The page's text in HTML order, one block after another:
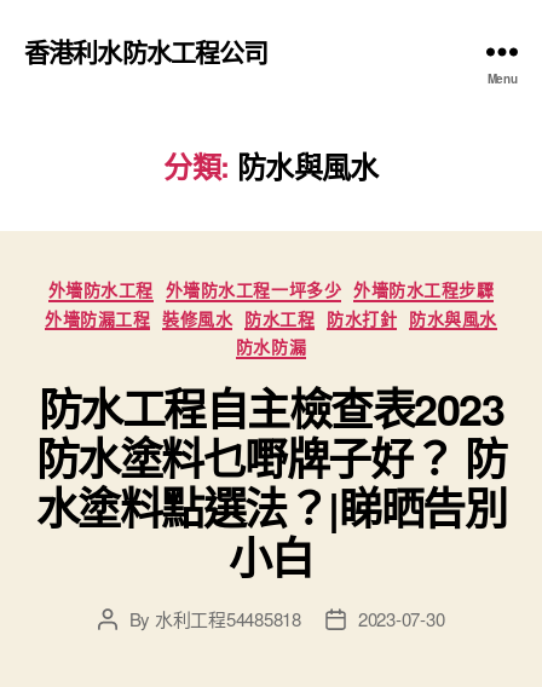
香港利水防水工程公司
Menu
分類: 防水與風水
Categories
外墻防水工程 外墻防水工程一坪多少 外墻防水工程步驟
外墻防漏工程 裝修風水 防水工程 防水打針 防水與風水
防水防漏
防水工程自主檢查表2023
防水塗料乜嘢牌子好？ 防
水塗料點選法？|睇晒告別
小白
PostBy 水利工程54485818
Post2023-07-30